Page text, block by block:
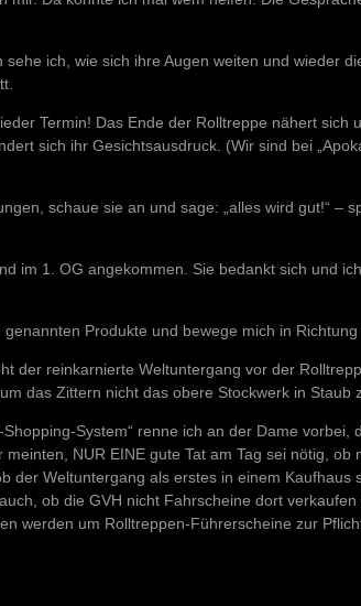
ich, wie sich ihre Augen weiten und wieder
Termin! Das Ende der Rolltreppe nähert sich
sich ihr Gesichtsausdruck. (Wir sind bei
schaue sie an und sage: „alles wird gut!“ –
im 1. OG angekommen. Sie bedankt sich und
Produkte und bewege mich in
der reinkarnierte Weltuntergang vor der
das Zittern nicht das obere Stockwerk in Staub
System“ renne ich an der Dame vorbei,
NUR EINE gute Tat am Tag sei nötig, ob
der Weltuntergang als erstes in einem Kaufhaus
ob die GVH nicht Fahrscheine dort
werden um Rolltreppen-Führerscheine zur